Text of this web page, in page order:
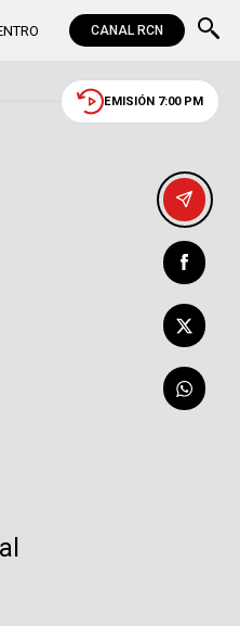
CANAL RCN
EMISIÓN 7:00 PM